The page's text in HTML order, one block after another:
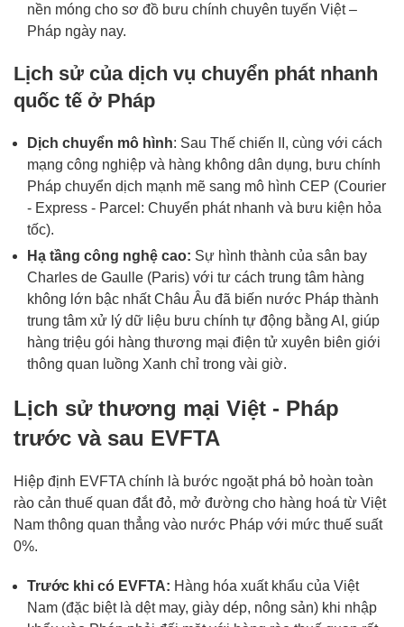
nền móng cho sơ đồ bưu chính chuyên tuyến Việt –
Pháp ngày nay.
Lịch sử của dịch vụ chuyển phát nhanh
quốc tế ở Pháp
Dịch chuyển mô hình: Sau Thế chiến II, cùng với cách
mạng công nghiệp và hàng không dân dụng, bưu chính
Pháp chuyển dịch mạnh mẽ sang mô hình CEP (Courier
- Express - Parcel: Chuyển phát nhanh và bưu kiện hỏa
tốc).
Hạ tầng công nghệ cao: Sự hình thành của sân bay
Charles de Gaulle (Paris) với tư cách trung tâm hàng
không lớn bậc nhất Châu Âu đã biến nước Pháp thành
trung tâm xử lý dữ liệu bưu chính tự động bằng AI, giúp
hàng triệu gói hàng thương mại điện tử xuyên biên giới
thông quan luồng Xanh chỉ trong vài giờ.
Lịch sử thương mại Việt - Pháp
trước và sau EVFTA
Hiệp định EVFTA chính là bước ngoặt phá bỏ hoàn toàn
rào cản thuế quan đắt đỏ, mở đường cho hàng hoá từ Việt
Nam thông quan thẳng vào nước Pháp với mức thuế suất
0%.
Trước khi có EVFTA: Hàng hóa xuất khẩu của Việt
Nam (đặc biệt là dệt may, giày dép, nông sản) khi nhập